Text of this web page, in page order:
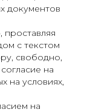
документов
проставляя
с текстом
свободно,
на
на условиях,
на